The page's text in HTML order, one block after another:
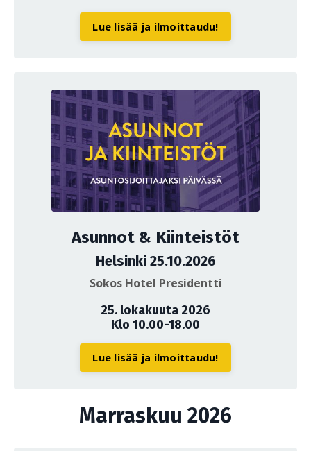
Lue lisää ja ilmoittaudu!
Asunnot & Kiinteistöt
Helsinki 25.10.2026
Sokos Hotel Presidentti
25. lokakuuta 2026
Klo 10.00-18.00
Lue lisää ja ilmoittaudu!
Marraskuu 2026